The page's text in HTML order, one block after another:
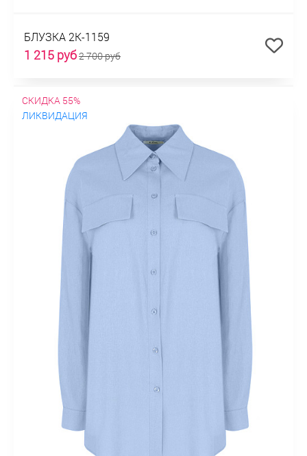
БЛУЗКА 2К-1159
1 215 руб2 700 руб
СКИДКА 55%
ЛИКВИДАЦИЯ